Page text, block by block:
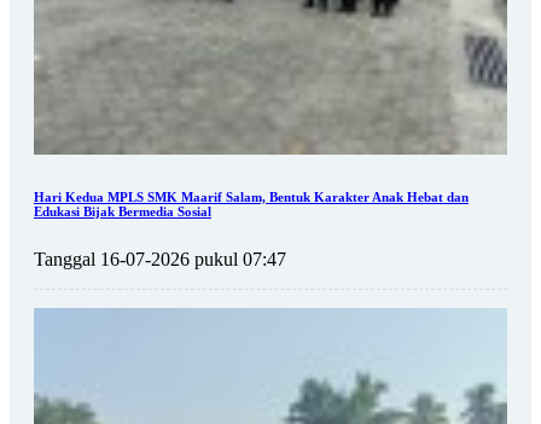
Hari Kedua MPLS SMK Maarif Salam, Bentuk Karakter Anak Hebat dan
Edukasi Bijak Bermedia Sosial
Tanggal 16-07-2026 pukul 07:47